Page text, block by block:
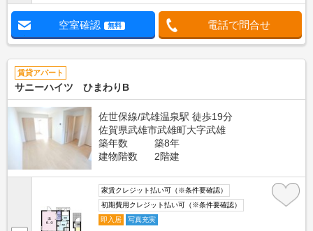
空室確認 無料 電話で問合せ
賃貸アパート
サニーハイツ ひまわりB
佐世保線/武雄温泉駅 徒歩19分
佐賀県武雄市武雄町大字武雄
築年数
築8年
建物階数
2階建
家賃クレジット払い可（※条件要確認）
初期費用クレジット払い可（※条件要確認）
即入居
写真充実